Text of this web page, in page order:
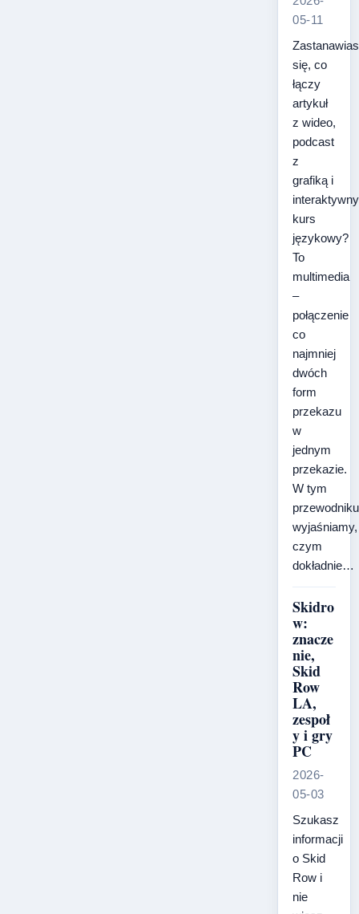
05-11
się, co
łączy
artykuł
z wideo,
podcast
z
grafiką i
interaktywny
kurs
językowy?
To
multimedia
–
połączenie
co
najmniej
dwóch
form
przekazu
w
jednym
przekazie.
W tym
przewodniku
wyjaśniamy,
czym
dokładnie…
Skidro
w:
znacze
nie,
Skid
Row
LA,
zespoł
y i gry
PC
2026-
05-03
Szukasz
informacji
o Skid
Row i
nie